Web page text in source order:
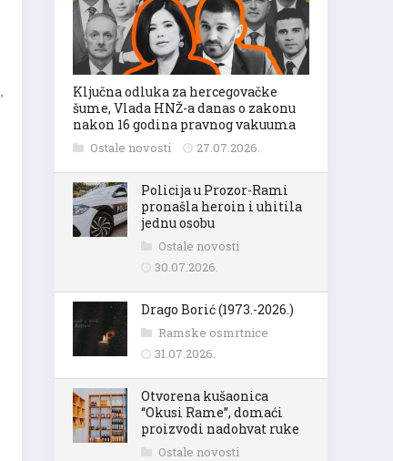
Ključna odluka za hercegovačke
šume, Vlada HNŽ-a danas o zakonu
nakon 16 godina pravnog vakuuma
Ostale novosti 27.07.2026.
Policija u Prozor-Rami
pronašla heroin i uhitila
jednu osobu
Ostale novosti
30.07.2026.
Drago Borić (1973.-2026.)
Ramske osmrtnice
31.07.2026.
Otvorena kušaonica
“Okusi Rame”, domaći
proizvodi nadohvat ruke
Ostale novosti